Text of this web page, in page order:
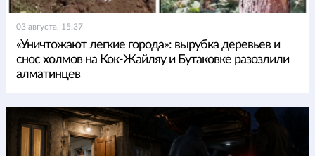
03 августа, 15:37
«Уничтожают легкие города»: вырубка деревьев и
снос холмов на Кок-Жайляу и Бутаковке разозлили
алматинцев